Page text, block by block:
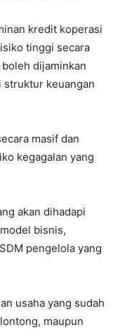
kredit koperasi
tinggi secara
dijaminkan
struktur keuangan
masif dan
kegagalan yang
akan dihadapi
bisnis,
pengelola yang
usaha yang sudah
maupun